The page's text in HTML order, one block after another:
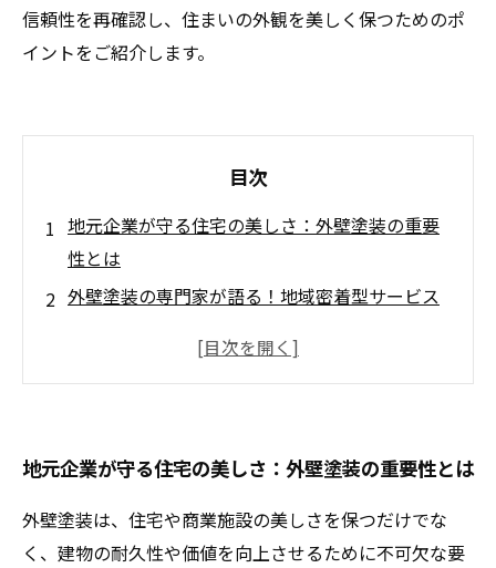
信頼性を再確認し、住まいの外観を美しく保つためのポ
イントをご紹介します。
目次
地元企業が守る住宅の美しさ：外壁塗装の重要
性とは
外壁塗装の専門家が語る！地域密着型サービス
あなたの家に最適な塗装方法を選ぶ理由
地域経済の活性化：外壁塗装がもたらす社会的
影響
美しい外観を保つために：地元の塗装業界から
地元企業が守る住宅の美しさ：外壁塗装の重要性とは
外壁塗装は、住宅や商業施設の美しさを保つだけでな
く、建物の耐久性や価値を向上させるために不可欠な要